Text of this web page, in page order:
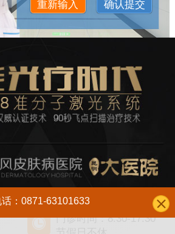
门诊时间：8:30-17:30
话：0871-63101633